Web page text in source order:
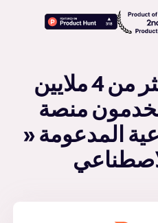
يحظى بثقة أكثر من 4 ملايين
» للإعلانات الإبداعية المدعومة